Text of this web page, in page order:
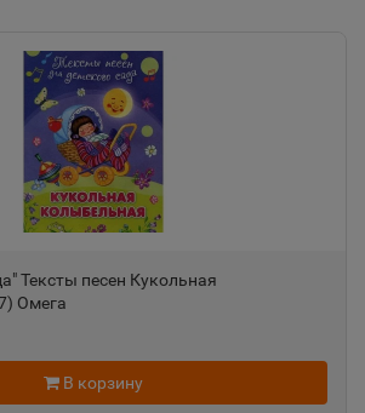
Тексты песен Кукольная
Омега
В корзину